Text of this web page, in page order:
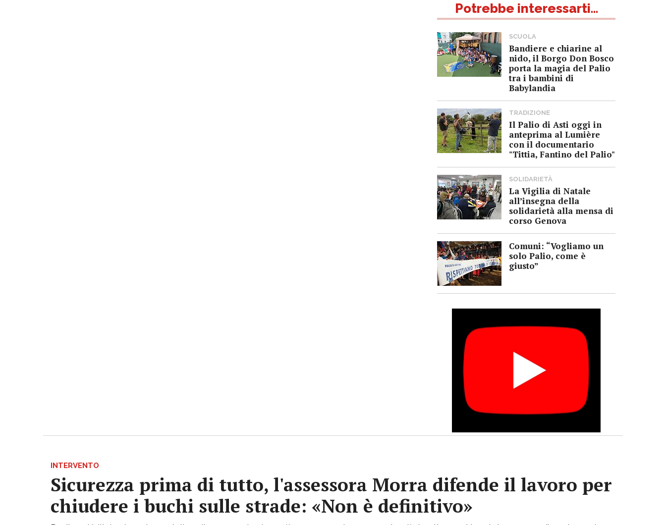
Potrebbe interessarti...
SCUOLA
Bandiere e chiarine al
nido, il Borgo Don Bosco
porta la magia del Palio
tra i bambini di
Babylandia
TRADIZIONE
Il Palio di Asti oggi in
anteprima al Lumière
con il documentario
"Tittia, Fantino del Palio"
SOLIDARIETÀ
La Vigilia di Natale
all’insegna della
solidarietà alla mensa di
corso Genova
Comuni: “Vogliamo un
solo Palio, come è
giusto”
INTERVENTO
Sicurezza prima di tutto, l'assessora Morra difende il lavoro per
chiudere i buchi sulle strade: «Non è definitivo»